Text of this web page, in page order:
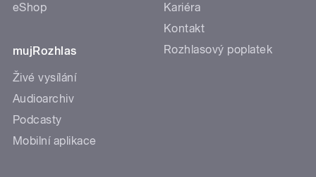
eShop
mujRozhlas
Živé vysílání
Audioarchiv
Podcasty
Mobilní aplikace
Kariéra
Kontakt
Rozhlasový poplatek